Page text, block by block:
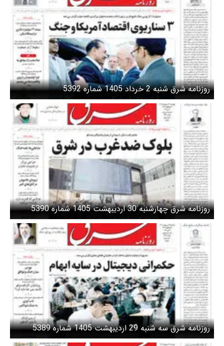
روزنامه شرق شنبه 2 خرداد 1405 شماره 5392
روزنامه شرق چهارشنبه 30 اردیبهشت 1405 شماره 5390
روزنامه شرق سه شنبه 29 اردیبهشت 1405 شماره 5389